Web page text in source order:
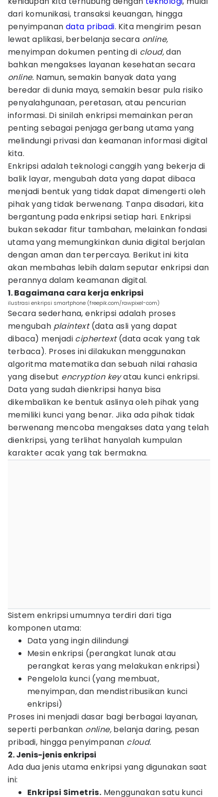
dari komunikasi, transaksi keuangan, hingga
penyimpanan data pribadi. Kita mengirim pesan
lewat aplikasi, berbelanja secara online,
menyimpan dokumen penting di cloud,dan
bahkan mengakses layanan kesehatan secara
online. Namun, semakin banyak data yang
beredar di dunia maya, semakin besar pula risiko
penyalahgunaan, peretasan, atau pencurian
informasi. Di sinilah enkripsi memainkan peran
penting sebagai penjaga gerbang utama yang
melindungi privasi dan keamanan informasi digital
kita.
Enkripsi adalah teknologi canggih yang bekerja di
balik layar, mengubah data yang dapat dibaca
menjadi bentuk yang tidak dapat dimengerti oleh
pihak yang tidak berwenang. Tanpa disadari, kita
bergantung pada enkripsi setiap hari. Enkripsi
bukan sekadar fitur tambahan, melainkan fondasi
utama yang memungkinkan dunia digital berjalan
dengan aman dan terpercaya. Berikut ini kita
akan membahas lebih dalam seputar enkripsi dan
perannya dalam keamanan digital.
1. Bagaimana cara kerja enkripsi
ilustrasi enkripsi smartphone (freepik.com/rawpixel-com)
Secara sederhana, enkripsi adalah proses
mengubah plaintext(data asli yang dapat
dibaca) menjadi ciphertext(data acak yang tak
terbaca). Proses ini dilakukan menggunakan
algoritma matematika dan sebuah nilai rahasia
yang disebut encryption keyatau kunci enkripsi.
Data yang sudah dienkripsi hanya bisa
dikembalikan ke bentuk aslinya oleh pihak yang
memiliki kunci yang benar. Jika ada pihak tidak
berwenang mencoba mengakses data yang telah
dienkripsi, yang terlihat hanyalah kumpulan
karakter acak yang tak bermakna.
Sistem enkripsi umumnya terdiri dari tiga
komponen utama:
Data yang ingin dilindungi
Mesin enkripsi (perangkat lunak atau
perangkat keras yang melakukan enkripsi)
Pengelola kunci (yang membuat,
menyimpan, dan mendistribusikan kunci
enkripsi)
Proses ini menjadi dasar bagi berbagai layanan,
seperti perbankan online, belanja daring, pesan
pribadi, hingga penyimpanan cloud.
2. Jenis-jenis enkripsi
Ada dua jenis utama enkripsi yang digunakan saat
ini:
Enkripsi Simetris. Menggunakan satu kunci